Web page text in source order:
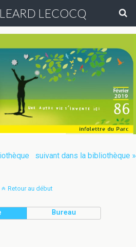
LECOCQ
suivant dans la bibliothèque »
Retour au début
Bureau